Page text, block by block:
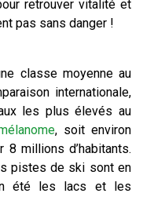
retrouver vitalité et
pas sans danger !
classe moyenne au
internationale,
les plus élevés au
, soit environ
8 millions d’habitants.
pistes de ski sont en
été les lacs et les